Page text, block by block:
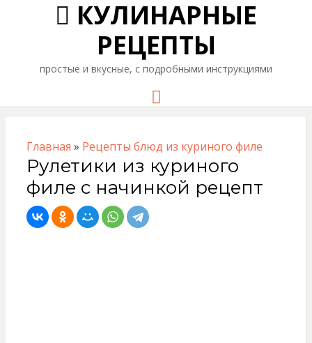
КУЛИНАРНЫЕ
РЕЦЕПТЫ
простые и вкусные, с подробными инструкциями
Главная » Рецепты блюд из куриного филе
Рулетики из куриного
филе с начинкой рецепт